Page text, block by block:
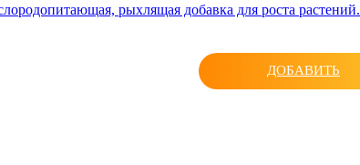
рыхлящая добавка для роста растений.
ДОБАВИТЬ